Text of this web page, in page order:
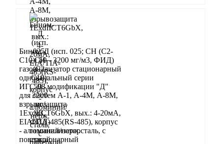
Бином-Д (исп. 025; CH (C2-
C10): 50 - 3200 мг/м3, ФИД)
газоанализатор стационарный
одноканальный серии
ИГС-98 модификации "Д"
для систем А-1, А-4М, А-8М,
взрывозащита
1ExdIIСT6GbX, вых.: 4-20мА,
EIA/TIA-485(RS-485), корпус
- алюминий/нерж.сталь, с
поверкой